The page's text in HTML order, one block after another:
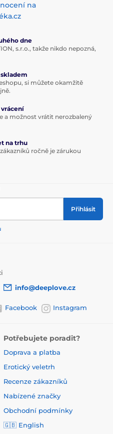
na
dne
s.r.o., takže nikdo nepozná,
si můžete okamžitě
vrácení
a možnost vrátit nerozbalený
na trhu
ročně je zárukou
Přihlásit
info@deeplove.cz
Facebook Instagram
Potřebujete poradit?
Doprava a platba
Erotický veletrh
Recenze zákazníků
Nabízené značky
Obchodní podmínky
🇬🇧 English